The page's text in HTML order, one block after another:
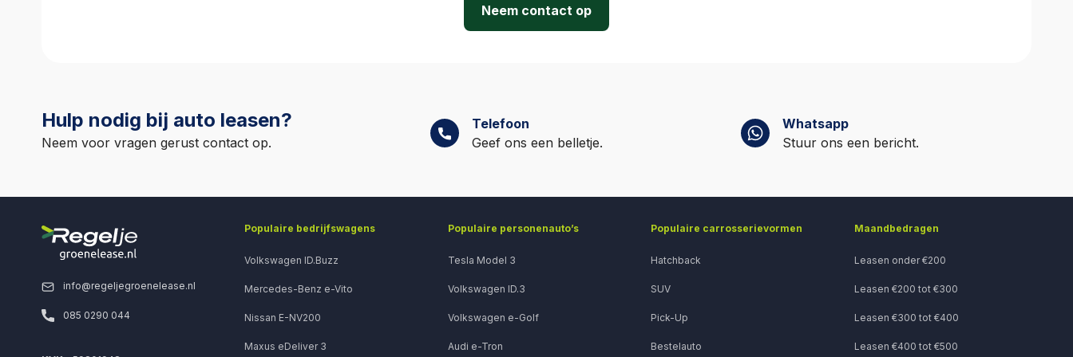
Deze aanbetaling verlaagt op zijn beurt weer het maandbedrag, omdat er in minder
Neem contact op
Hulp nodig bij auto leasen?
Neem voor vragen gerust contact op.
Telefoon
Geef ons een belletje.
Whatsapp
Stuur ons een bericht.
info@regeljegroenelease.nl
085 0290 044
Populaire bedrijfswagens
Volkswagen ID.Buzz
Mercedes-Benz e-Vito
Nissan E-NV200
Maxus eDeliver 3
Populaire personenauto’s
Tesla Model 3
Volkswagen ID.3
Volkswagen e-Golf
Audi e-Tron
Populaire carrosserievormen
Hatchback
SUV
Pick-Up
Bestelauto
Maandbedragen
Leasen onder €200
Leasen €200 tot €300
Leasen €300 tot €400
Leasen €400 tot €500